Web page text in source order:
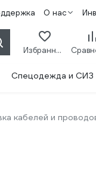
О нас
Избранное
Спецодежда и СИЗ
кабелей и